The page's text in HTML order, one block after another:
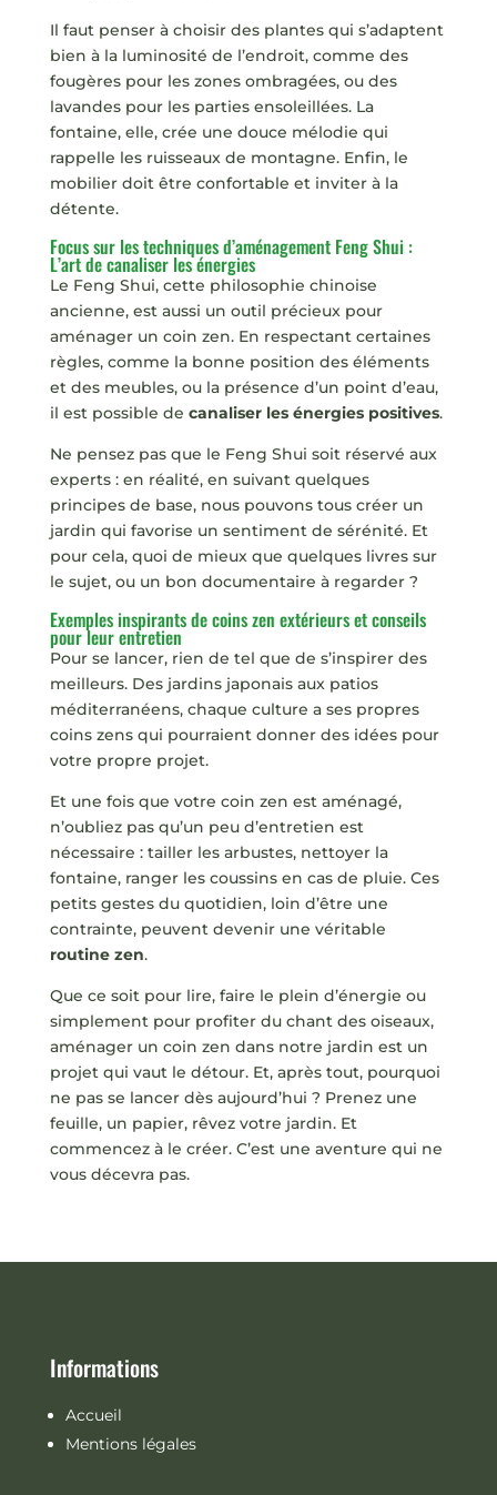
Il faut penser à choisir des plantes qui s’adaptent
bien à la luminosité de l’endroit, comme des
fougères pour les zones ombragées, ou des
lavandes pour les parties ensoleillées. La
fontaine, elle, crée une douce mélodie qui
rappelle les ruisseaux de montagne. Enfin, le
mobilier doit être confortable et inviter à la
détente.
Focus sur les techniques d’aménagement Feng Shui :
L’art de canaliser les énergies
Le Feng Shui, cette philosophie chinoise
ancienne, est aussi un outil précieux pour
aménager un coin zen. En respectant certaines
règles, comme la bonne position des éléments
et des meubles, ou la présence d’un point d’eau,
il est possible de canaliser les énergies positives.
Ne pensez pas que le Feng Shui soit réservé aux
experts : en réalité, en suivant quelques
principes de base, nous pouvons tous créer un
jardin qui favorise un sentiment de sérénité. Et
pour cela, quoi de mieux que quelques livres sur
le sujet, ou un bon documentaire à regarder ?
Exemples inspirants de coins zen extérieurs et conseils
pour leur entretien
Pour se lancer, rien de tel que de s’inspirer des
meilleurs. Des jardins japonais aux patios
méditerranéens, chaque culture a ses propres
coins zens qui pourraient donner des idées pour
votre propre projet.
Et une fois que votre coin zen est aménagé,
n’oubliez pas qu’un peu d’entretien est
nécessaire : tailler les arbustes, nettoyer la
fontaine, ranger les coussins en cas de pluie. Ces
petits gestes du quotidien, loin d’être une
contrainte, peuvent devenir une véritable
routine zen.
Que ce soit pour lire, faire le plein d’énergie ou
simplement pour profiter du chant des oiseaux,
aménager un coin zen dans notre jardin est un
projet qui vaut le détour. Et, après tout, pourquoi
ne pas se lancer dès aujourd’hui ? Prenez une
feuille, un papier, rêvez votre jardin. Et
commencez à le créer. C’est une aventure qui ne
vous décevra pas.
Informations
Accueil
Mentions légales